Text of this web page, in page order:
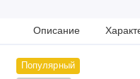
Описание
Популярный